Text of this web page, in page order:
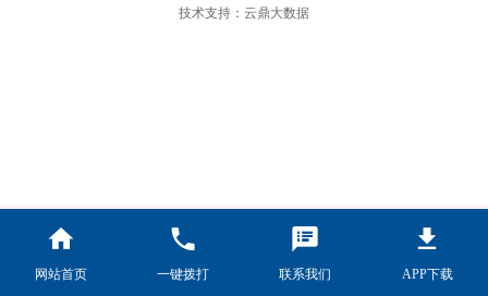
技术支持：云鼎大数据
网站首页 一键拨打 联系我们 APP下载